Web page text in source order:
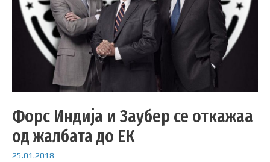
Форс Индија и Заубер се откажаа
од жалбата до ЕК
25.01.2018